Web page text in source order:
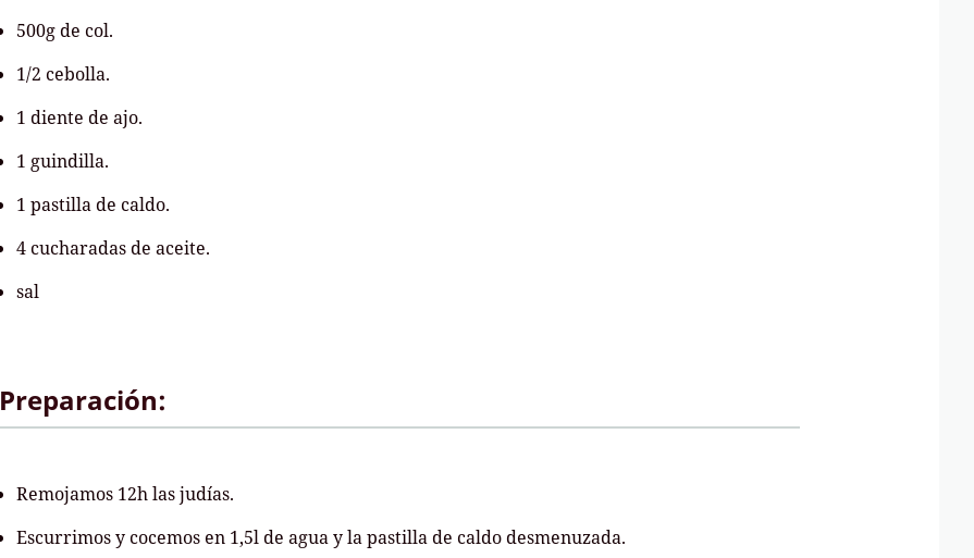
500g de col.
1/2 cebolla.
1 diente de ajo.
1 guindilla.
1 pastilla de caldo.
4 cucharadas de aceite.
sal
Preparación:
Remojamos 12h las judías.
Escurrimos y cocemos en 1,5l de agua y la pastilla de caldo desmenuzada.